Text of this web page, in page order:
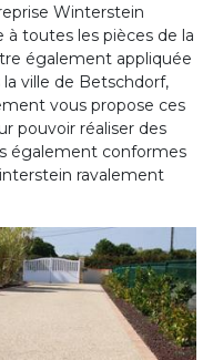
Winterstein
à toutes les pièces de la
également appliquée
la ville de Betschdorf,
vous propose ces
pouvoir réaliser des
également conformes
ravalement